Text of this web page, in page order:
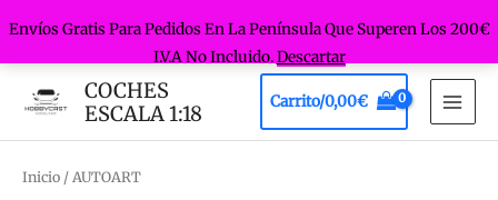
Envíos Gratis Para Pedidos En La Península Que Superen Los 200€
I.V.A No Incluido.Descartar
COCHES
ESCALA 1:18
Carrito/0,00€
Inicio / AUTOART